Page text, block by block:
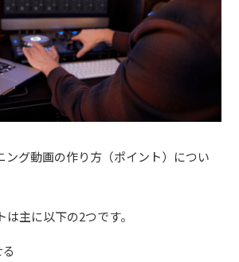
ング動画の作り方（ポイント）につい
主に以下の2つです。